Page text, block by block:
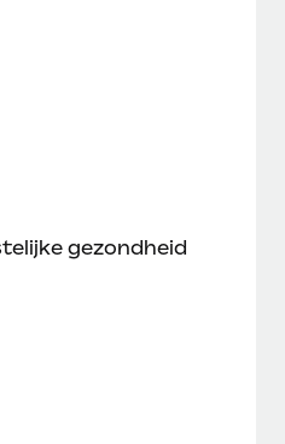
gezondheid